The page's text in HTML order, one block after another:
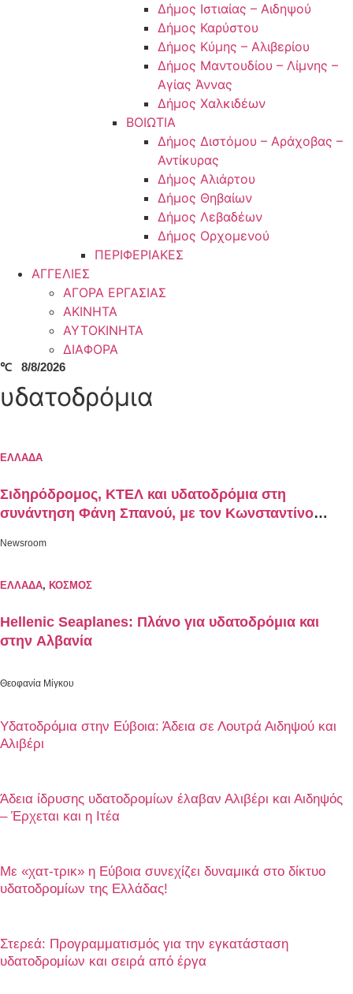
Δήμος Ιστιαίας – Αιδηψού
Δήμος Καρύστου
Δήμος Κύμης – Αλιβερίου
Δήμος Μαντουδίου – Λίμνης –
Αγίας Άννας
Δήμος Χαλκιδέων
ΒΟΙΩΤΙΑ
Δήμος Διστόμου – Αράχοβας –
Αντίκυρας
Δήμος Αλιάρτου
Δήμος Θηβαίων
Δήμος Λεβαδέων
Δήμος Ορχομενού
ΠΕΡΙΦΕΡΙΑΚΕΣ
ΑΓΓΕΛΙΕΣ
ΑΓΟΡΑ ΕΡΓΑΣΙΑΣ
ΑΚΙΝΗΤΑ
ΑΥΤΟΚΙΝΗΤΑ
ΔΙΑΦΟΡΑ
℃ 8/8/2026
υδατοδρόμια
ΕΛΛΑΔΑ
Σιδηρόδρομος, ΚΤΕΛ και υδατοδρόμια στη
συνάντηση Φάνη Σπανού, με τον Κωνσταντίνο
Newsroom
ΕΛΛΑΔΑ, ΚΟΣΜΟΣ
Hellenic Seaplanes: Πλάνο για υδατοδρόμια και
στην Αλβανία
Θεοφανία Μίγκου
Υδατοδρόμια στην Εύβοια: Άδεια σε Λουτρά Αιδηψού και
Αλιβέρι
Άδεια ίδρυσης υδατοδρομίων έλαβαν Αλιβέρι και Αιδηψός
– Έρχεται και η Ιτέα
Με «χατ-τρικ» η Εύβοια συνεχίζει δυναμικά στο δίκτυο
υδατοδρομίων της Ελλάδας!
Στερεά: Προγραμματισμός για την εγκατάσταση
υδατοδρομίων και σειρά από έργα